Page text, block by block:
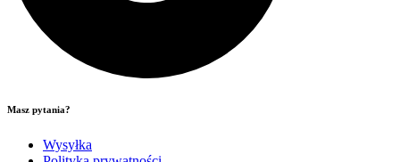
Masz pytania?
Wysyłka